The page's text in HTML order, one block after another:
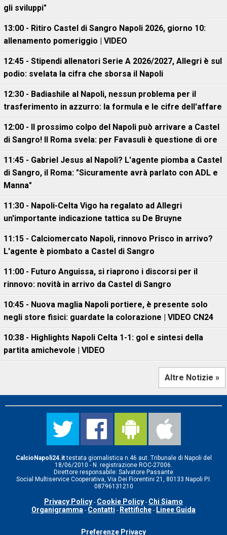
gli sviluppi"
13:00 - Ritiro Castel di Sangro Napoli 2026, giorno 10:
allenamento pomeriggio | VIDEO
12:45 - Stipendi allenatori Serie A 2026/2027, Allegri è sul
podio: svelata la cifra che sborsa il Napoli
12:30 - Badiashile al Napoli, nessun problema per il
trasferimento in azzurro: la formula e le cifre dell'affare
12:00 - Il prossimo colpo del Napoli può arrivare a Castel
di Sangro! Il Roma svela: per Favasuli è questione di ore
11:45 - Gabriel Jesus al Napoli? L'agente piomba a Castel
di Sangro, il Roma: "Sicuramente avrà parlato con ADL e
Manna"
11:30 - Napoli-Celta Vigo ha regalato ad Allegri
un'importante indicazione tattica su De Bruyne
11:15 - Calciomercato Napoli, rinnovo Prisco in arrivo?
L'agente è piombato a Castel di Sangro
11:00 - Futuro Anguissa, si riaprono i discorsi per il
rinnovo: novità in arrivo da Castel di Sangro
10:45 - Nuova maglia Napoli portiere, è presente solo
negli store fisici: guardate la colorazione | VIDEO CN24
10:38 - Highlights Napoli Celta 1-1: gol e sintesi della
partita amichevole | VIDEO
Altre Notizie »
CalcioNapoli24.ittestata giornalistica n.46 aut. Tribunale di Napoli del
18/06/2010 - N. registrazione ROC-27006.
Direttore responsabile: Salvatore Passante
Social Multiservice Cooperativa, Via Dei Fiorentini 21, 80133 Napoli P.I.
08796131210
Privacy Policy - Cookie Policy - Chi Siamo
Organigramma - Contatti - Rettifiche - Linee Guida
Preferenze Privacy